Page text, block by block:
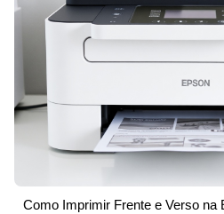
Como Imprimir Frente e Verso na